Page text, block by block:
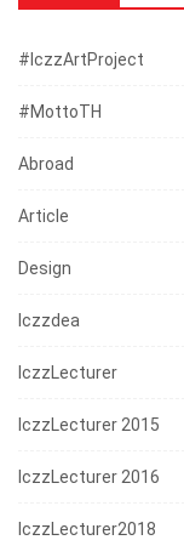
#iczzArtProject
#mottoTH
Abroad
Article
Design
Iczzdea
IczzLecturer
IczzLecturer 2015
IczzLecturer 2016
IczzLecturer2018